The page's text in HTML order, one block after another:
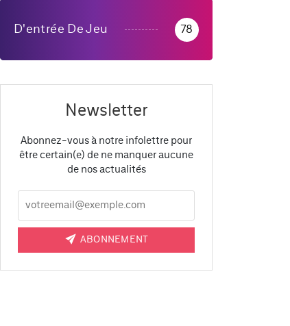
D'entrée De Jeu 78
Newsletter
Abonnez-vous à notre infolettre pour
être certain(e) de ne manquer aucune
de nos actualités
ABONNEMENT